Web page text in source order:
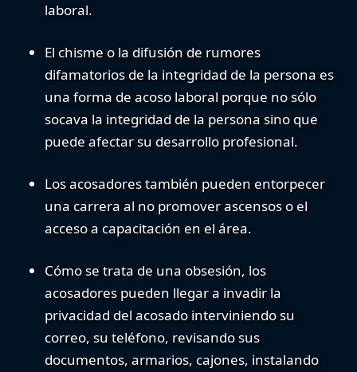
laboral.
El chisme o la difusión de rumores
difamatorios de la integridad de la persona es
una forma de acoso laboral porque no sólo
socava la integridad de la persona sino que
puede afectar su desarrollo profesional.
Los acosadores también pueden entorpecer
una carrera al no promover ascensos o el
acceso a capacitación en el área.
Cómo se trata de una obsesión, los
acosadores pueden llegar a invadir la
privacidad del acosado interviniendo su
correo, su teléfono, revisando sus
documentos, armarios, cajones, instalando